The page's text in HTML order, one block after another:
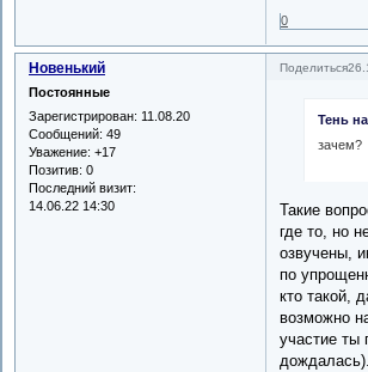
0
Поделиться
Новенький
Постоянные
Зарегистрирован: 11.08.20
Сообщений: 49
Уважение: +17
Позитив: 0
Последний визит:
14.06.22 14:30
Тень
зачем?
Такие
где то, но
озвучены,
по
кто такой,
возможно
участие ты